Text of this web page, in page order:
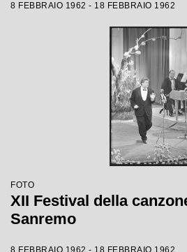
8 FEBBRAIO 1962 - 18 FEBBRAIO 1962
FOTO
XII Festival della
Sanremo
8 FEBBRAIO 1962 - 18 FEBBRAIO 1962